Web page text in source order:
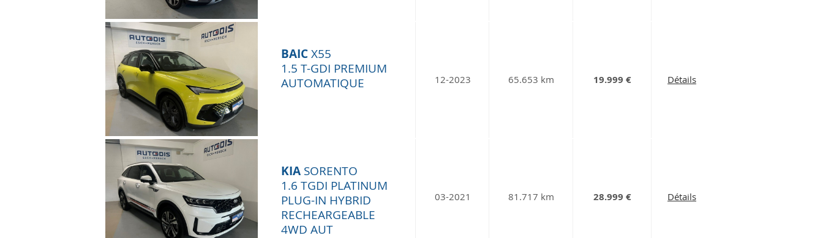
BAICX55
1.5 T-GDI PREMIUM
AUTOMATIQUE
12-2023 65.653 km 19.999 € Détails
KIA SORENTO
1.6 TGDI PLATINUM
PLUG-IN HYBRID
RECHEARGEABLE
4WD AUT
03-2021 81.717 km 28.999 € Détails